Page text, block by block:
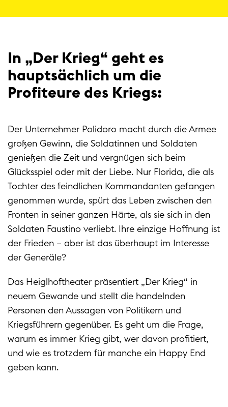
In „Der Krieg“ geht es
hauptsächlich um die
Profiteure des Kriegs:
Der Unternehmer Polidoro macht durch die Armee
großen Gewinn, die Soldatinnen und Soldaten
genießen die Zeit und vergnügen sich beim
Glücksspiel oder mit der Liebe. Nur Florida, die als
Tochter des feindlichen Kommandanten gefangen
genommen wurde, spürt das Leben zwischen den
Fronten in seiner ganzen Härte, als sie sich in den
Soldaten Faustino verliebt. Ihre einzige Hoffnung ist
der Frieden – aber ist das überhaupt im Interesse
der Generäle?
Das Heiglhoftheater präsentiert „Der Krieg“ in
neuem Gewande und stellt die handelnden
Personen den Aussagen von Politikern und
Kriegsführern gegenüber. Es geht um die Frage,
warum es immer Krieg gibt, wer davon profitiert,
und wie es trotzdem für manche ein Happy End
geben kann.